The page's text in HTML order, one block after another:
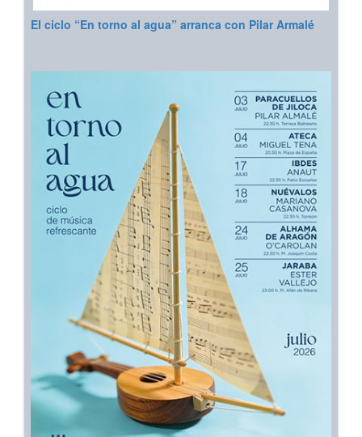
El ciclo “En torno al agua” arranca con Pilar Armalé